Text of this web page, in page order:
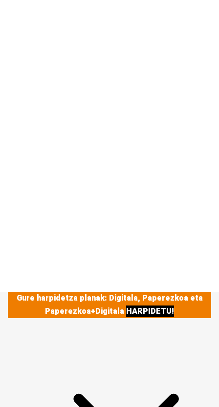
Gure harpidetza planak: Digitala, Paperezkoa eta
Paperezkoa+Digitala HARPIDETU!